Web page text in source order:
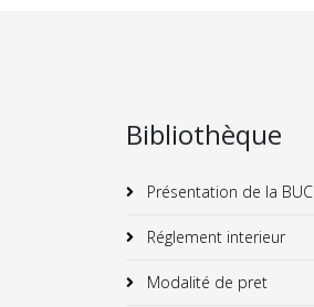
Bibliothèque
Présentation de la BUC
Réglement interieur
Modalité de pret